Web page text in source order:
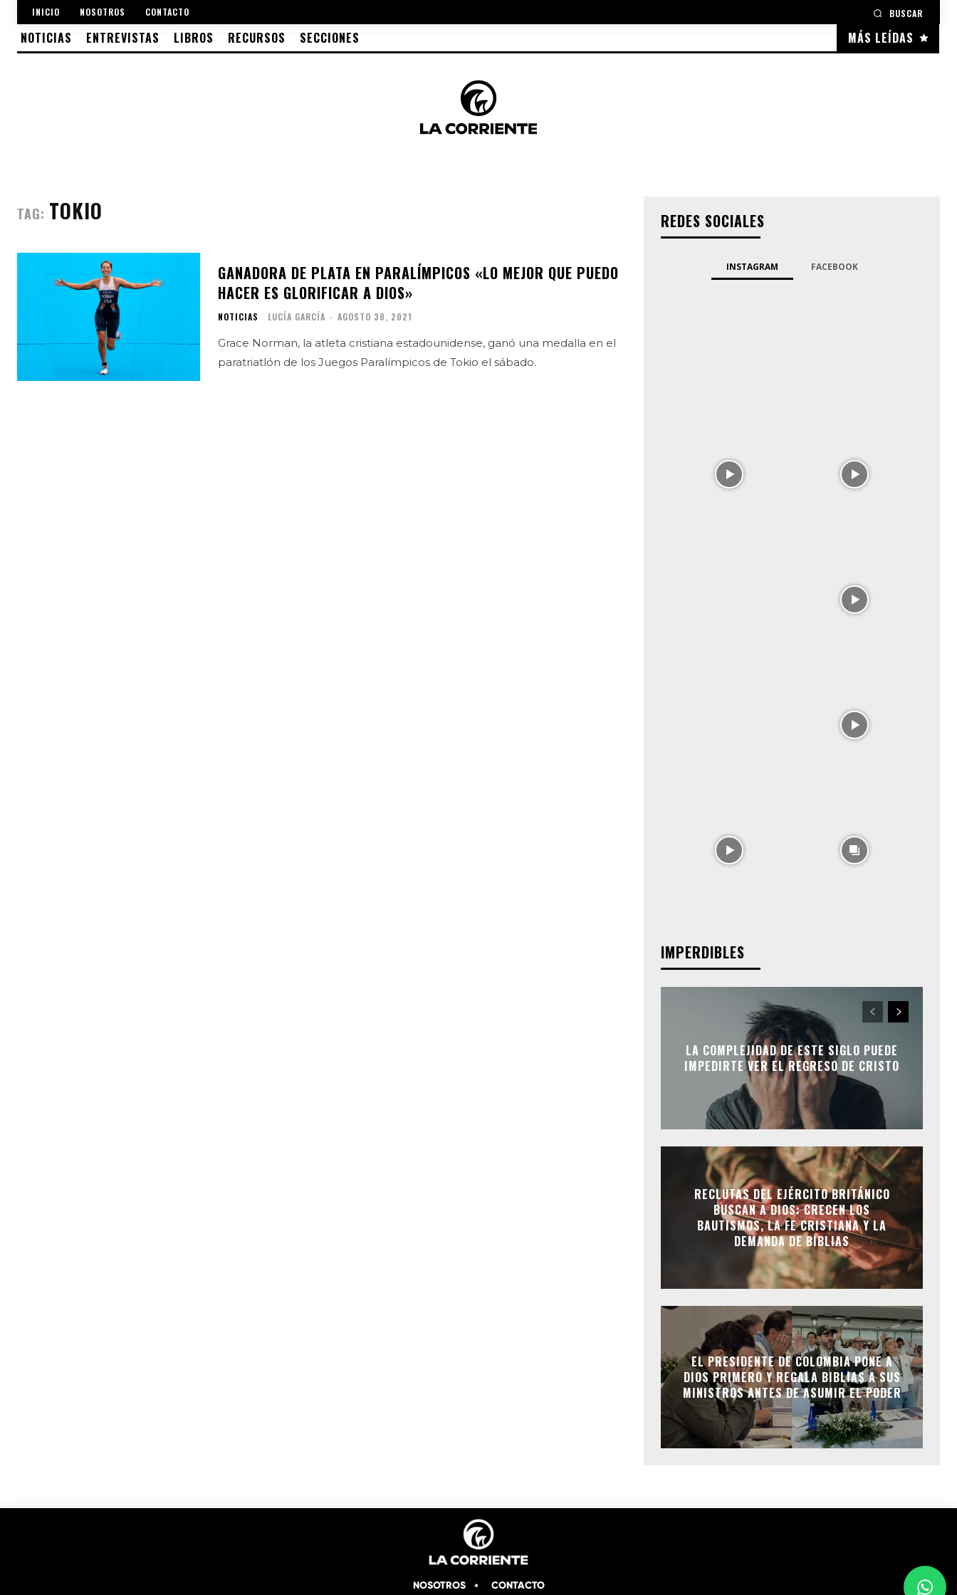
INICIO NOSOTROS CONTACTO BUSCAR
MÁS LEÍDAS
NOTICIAS ENTREVISTAS LIBROS RECURSOS SECCIONES
TAG: TOKIO
GANADORA DE PLATA EN PARALÍMPICOS «LO MEJOR QUE PUEDO
HACER ES GLORIFICAR A DIOS»
NOTICIAS LUCÍA GARCÍA - AGOSTO 30, 2021
Grace Norman, la atleta cristiana estadounidense, ganó una medalla en el
paratriatlón de los Juegos Paralímpicos de Tokio el sábado.
REDES SOCIALES
INSTAGRAM FACEBOOK
IMPERDIBLES
LA COMPLEJIDAD DE ESTE SIGLO PUEDE
IMPEDIRTE VER EL REGRESO DE CRISTO
RECLUTAS DEL EJÉRCITO BRITÁNICO
BUSCAN A DIOS: CRECEN LOS
BAUTISMOS, LA FE CRISTIANA Y LA
DEMANDA DE BIBLIAS
EL PRESIDENTE DE COLOMBIA PONE A
DIOS PRIMERO Y REGALA BIBLIAS A SUS
MINISTROS ANTES DE ASUMIR EL PODER
NOSOTROS CONTACTO